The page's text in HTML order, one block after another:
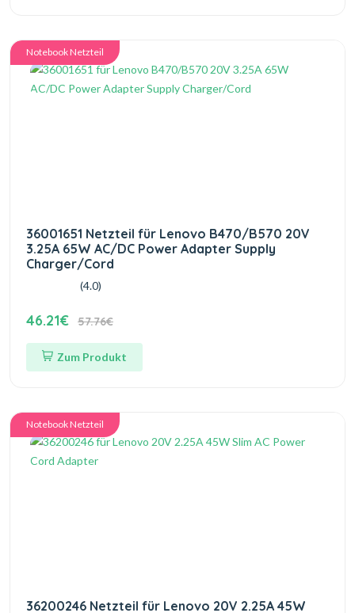
Notebook Netzteil
36001651 Netzteil für Lenovo B470/B570 20V
3.25A 65W AC/DC Power Adapter Supply
Charger/Cord
(4.0)
46.21€ 57.76€
Zum Produkt
Notebook Netzteil
36200246 Netzteil für Lenovo 20V 2.25A 45W